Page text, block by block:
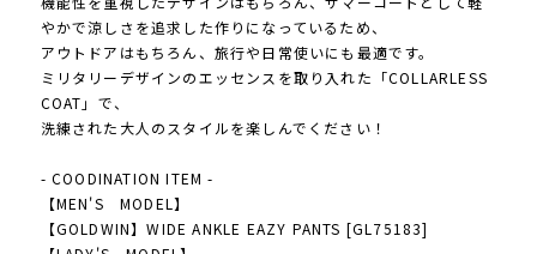
やかで涼しさを追求した作りになっているため、
アウトドアはもちろん、旅行や日常使いにも最適です。
ミリタリーデザインのエッセンスを取り入れた「COLLARLESS
COAT」で、
洗練された大人のスタイルを楽しんでください！
- COODINATION ITEM -
【MEN'S MODEL】
【GOLDWIN】WIDE ANKLE EAZY PANTS [GL75183]